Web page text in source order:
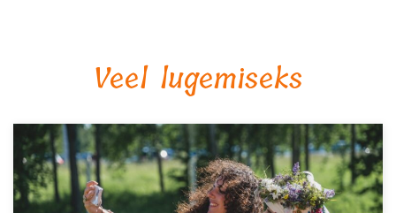
Veel lugemiseks